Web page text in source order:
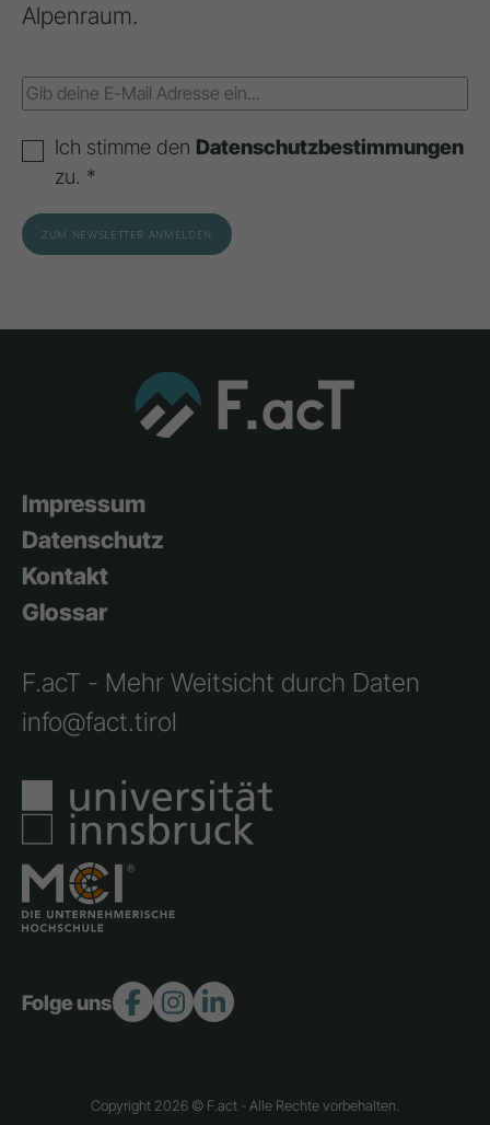
Alpenraum.
Ich stimme den Datenschutzbestimmungen
zu. *
Impressum
Datenschutz
Kontakt
Glossar
F.acT - Mehr Weitsicht durch Daten
info@fact.tirol
Folge uns:
Copyright 2026 © F.act - Alle Rechte vorbehalten.